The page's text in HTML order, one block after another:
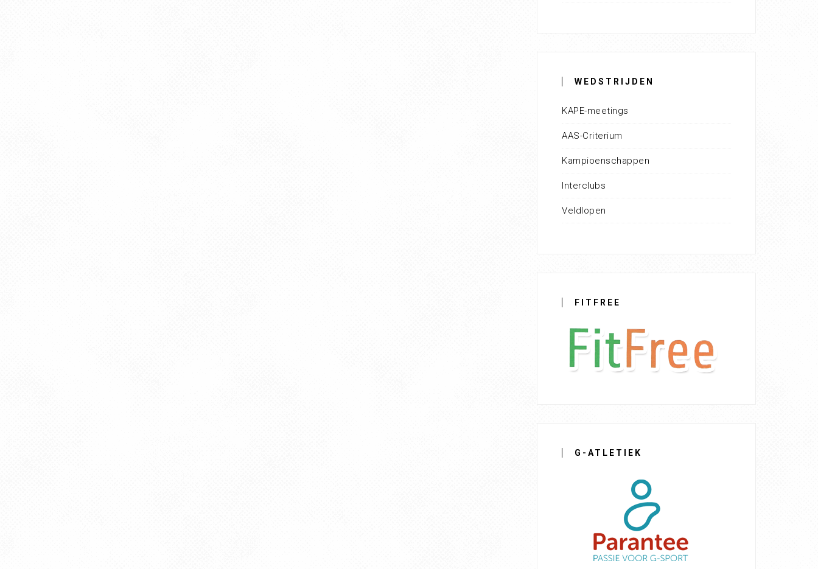
WEDSTRIJDEN
KAPE-meetings
AAS-Criterium
Kampioenschappen
Interclubs
Veldlopen
FITFREE
G-ATLETIEK